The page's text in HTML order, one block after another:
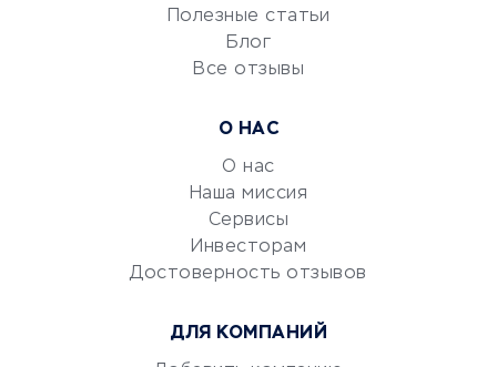
УСЛУГИ ДЛЯ БИЗНЕСА
документооборот
Консалтинговые компании
Полезные статьи
Блог
Все отзывы
О НАС
О нас
Наша миссия
Сервисы
Инвесторам
Достоверность отзывов
ДЛЯ КОМПАНИЙ